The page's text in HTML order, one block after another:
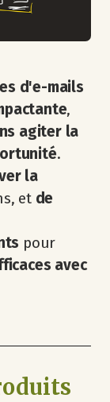
d'e-mails
,
agiter la
.
la
et de
pour
avec